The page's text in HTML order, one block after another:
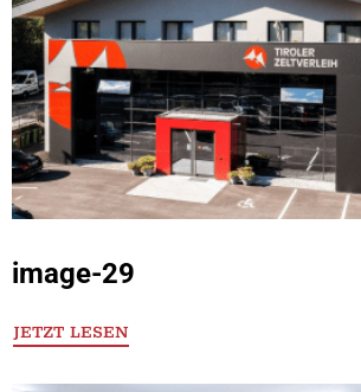
image-29
JETZT LESEN